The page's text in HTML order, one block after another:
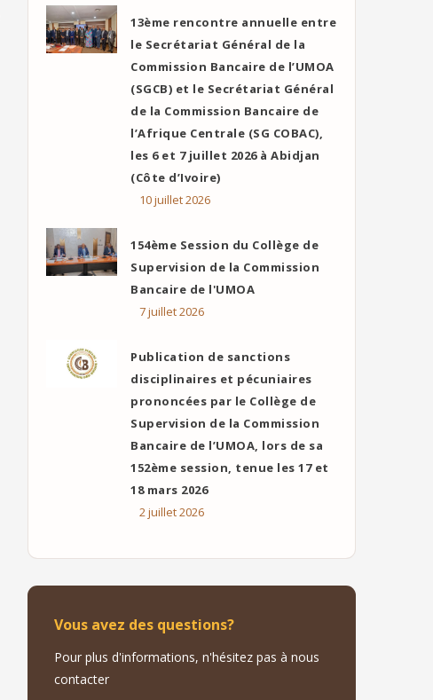
13ème rencontre annuelle entre
le Secrétariat Général de la
Commission Bancaire de l’UMOA
(SGCB) et le Secrétariat Général
de la Commission Bancaire de
l’Afrique Centrale (SG COBAC),
les 6 et 7 juillet 2026 à Abidjan
(Côte d’Ivoire)
10 juillet 2026
154ème Session du Collège de
Supervision de la Commission
Bancaire de l'UMOA
7 juillet 2026
Publication de sanctions
disciplinaires et pécuniaires
prononcées par le Collège de
Supervision de la Commission
Bancaire de l’UMOA, lors de sa
152ème session, tenue les 17 et
18 mars 2026
2 juillet 2026
Vous avez des questions?
Pour plus d'informations, n'hésitez pas à nous
contacter